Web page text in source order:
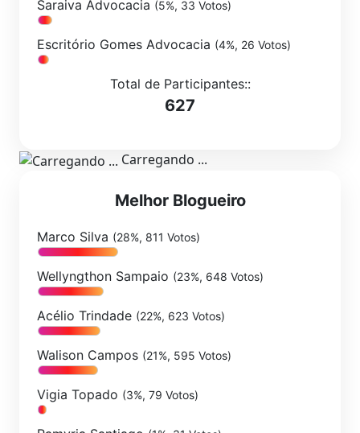
Saraiva Advocacia (5%, 33 Votos)
Escritório Gomes Advocacia (4%, 26 Votos)
Total de Participantes::
627
Carregando ...
Melhor Blogueiro
Marco Silva (28%, 811 Votos)
Wellyngthon Sampaio (23%, 648 Votos)
Acélio Trindade (22%, 623 Votos)
Walison Campos (21%, 595 Votos)
Vigia Topado (3%, 79 Votos)